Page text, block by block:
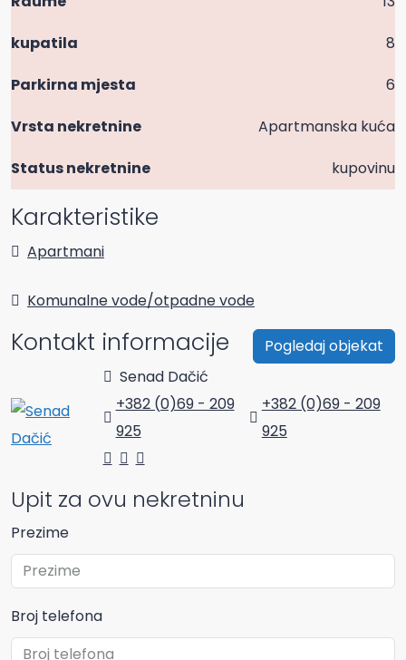
kupatila
8
Parkirna mjesta
6
Vrsta nekretnine
Apartmanska kuća
Status nekretnine
kupovinu
Karakteristike
Apartmani
Komunalne vode/otpadne vode
Kontakt informacije
Pogledaj objekat
Senad Dačić
+382 (0)69 - 209
925
+382 (0)69 - 209
925
Upit za ovu nekretninu
Prezime
Broj telefona